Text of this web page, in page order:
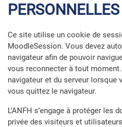
Ce site utilise un cookie de
MoodleSession. Vous devez
navigateur afin de pouvoir
vous reconnecter à tout
navigateur et du serveur lorsque
vous quittez le navigateur.
L’ANFH s’engage à protéger les
privée des visiteurs et